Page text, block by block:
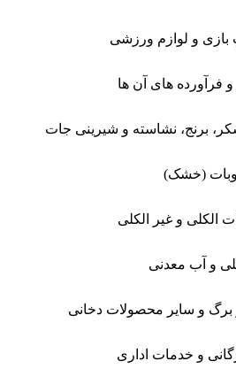
‌بازی و لوازم ورزشی
فرآورده‌ های آن ها
برنج، نشاسته و شیرینی جات
(خشک)
الکلی و غیر الکلی
و آب معدنی
برگ و سایر محصولات دخانی
و خدمات اداری